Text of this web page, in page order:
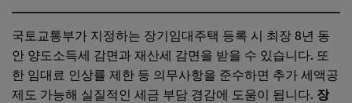
국토교통부가 지정하는 장기임대주택 등록 시 최장 8년 동
안 양도소득세 감면과 재산세 감면을 받을 수 있습니다. 또
한 임대료 인상률 제한 등 의무사항을 준수하면 추가 세액공
제도 가능해 실질적인 세금 부담 경감에 도움이 됩니다. 장